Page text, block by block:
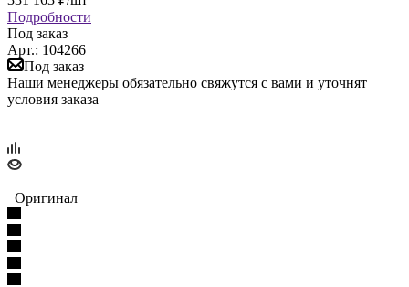
Подробности
Под заказ
Арт.: 104266
Под заказ
Наши менеджеры обязательно свяжутся с вами и уточнят
условия заказа
Оригинал